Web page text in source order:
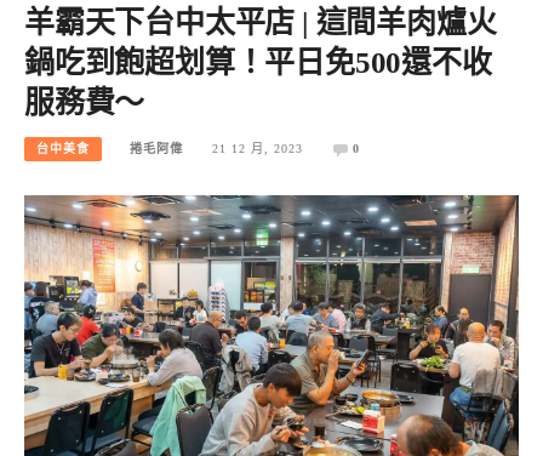
羊霸天下台中太平店 | 這間羊肉爐火
鍋吃到飽超划算！平日免500還不收
服務費～
台中美食 捲毛阿偉 21 12 月, 2023 0